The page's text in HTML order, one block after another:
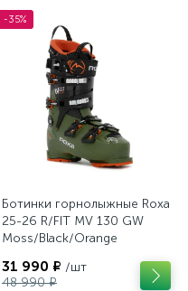
-35%
Ботинки горнолыжные Roxa
25-26 R/FIT MV 130 GW
Moss/Black/Orange
31 990 ₽ /шт
48 990 ₽